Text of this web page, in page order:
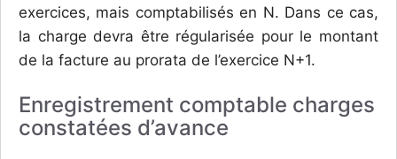
exercices, mais comptabilisés en N. Dans ce cas,
la charge devra être régularisée pour le montant
de la facture au prorata de l’exercice N+1.
Enregistrement comptable charges
constatées d’avance